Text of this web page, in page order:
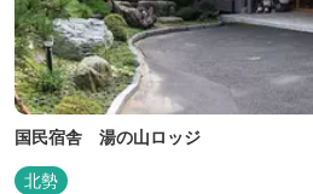
国民宿舎 湯の山ロッジ
北勢